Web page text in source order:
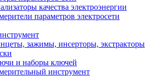
качества электроэнергии
параметров электросети
зажимы, инсерторы, экстракторы
и наборы ключей
инструмент